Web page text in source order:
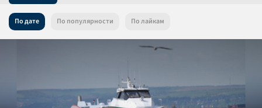
По дате По популярности По лайкам